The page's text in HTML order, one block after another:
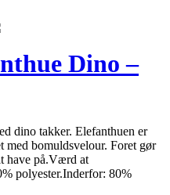
Dino –
dino takker. Elefanthuen er
med bomuldsvelour. Foret gør
have på.Værd at
polyester.Inderfor: 80%